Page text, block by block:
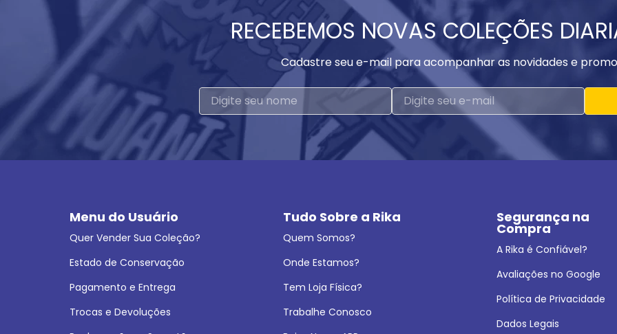
RECEBEMOS NOVAS COLEÇÕES
Cadastre seu e-mail para acompanhar as novidades e
Menu do Usuário
Quer Vender Sua Coleção?
Estado de Conservação
Pagamento e Entrega
Trocas e Devoluções
Tudo Sobre a Rika
Quem Somos?
Onde Estamos?
Tem Loja Física?
Trabalhe Conosco
Segurança na
Compra
A Rika é Confiável?
Avaliações no Google
Política de Privacidade
Dados Legais